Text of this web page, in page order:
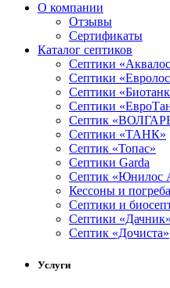
О компании
Отзывы
Сертификаты
Каталог септиков
Септики
Септики
Септики
Септики
Септик
Септики «ТАНК»
Септик «Топас»
Септики Garda
Септик «Юнилос
Кессоны и погреба
Cептики и
Септики «Дачник»
Септик «Дочиста»
Услуги